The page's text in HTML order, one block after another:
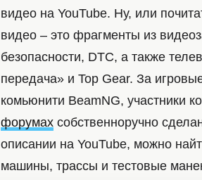
видео на YouTube. Ну, или
видео – это фрагменты из
безопасности, DTC, а также
передача» и Top Gear. За
комьюнити BeamNG, участники
форумах собственноручно
описании на YouTube, можно
машины, трассы и тестовые